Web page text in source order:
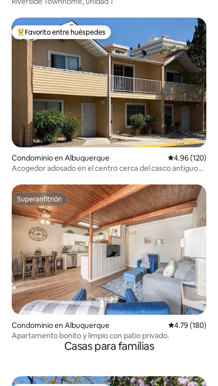
De los mejores en Favorito entre huéspedes
Favorito entre huéspedes
Condominio en Albuquerque Calificación
4.96 (120)
Acogedor adosado en el centro cerca del casco antiguo
Superanfitrión
Superanfitrión
Condominio en Albuquerque Calificación
4.79 (180)
Apartamento bonito y limpio con patio privado.
Casas para familias